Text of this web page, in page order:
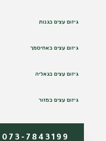
גיזום עצים בגנות
גיזום עצים באחיסמך
גיזום עצים בגאליה
גיזום עצים במזור
073-7843199